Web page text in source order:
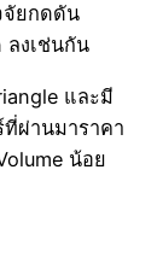
จัยกดดัน
ลงเช่นกัน
และมี
ที่ผ่านมาราคา
น้อย